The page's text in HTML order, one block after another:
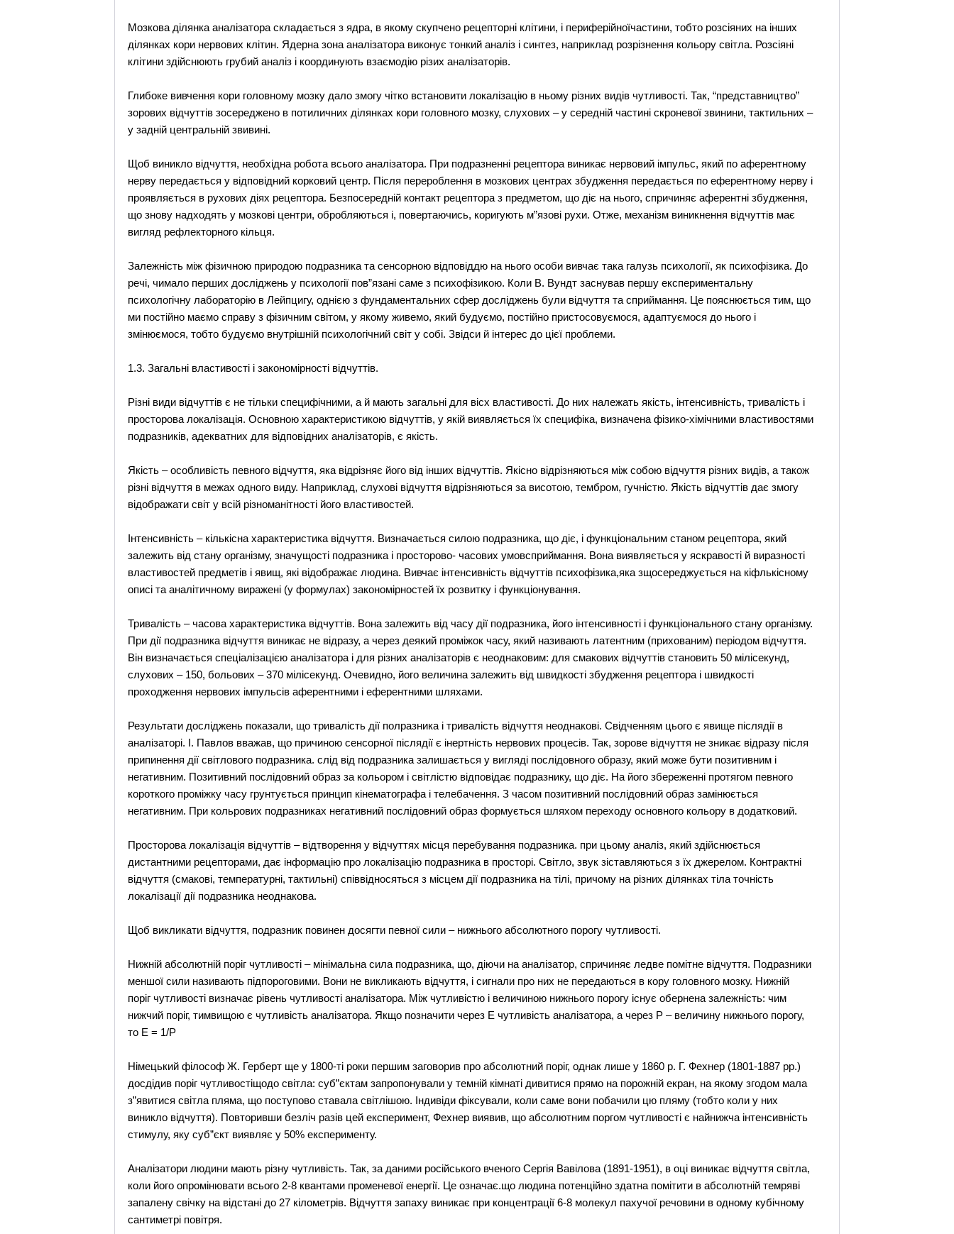
Мозкова ділянка аналізатора складається з ядра, в якому скупчено рецепторні клітини, і периферійноїчастини, тобто розсіяних на інших
ділянках кори нервових клітин. Ядерна зона аналізатора виконує тонкий аналіз і синтез, наприклад розрізнення кольору світла. Розсіяні
клітини здійснюють грубий аналіз і координують взаємодію різих аналізаторів.
Глибоке вивчення кори головному мозку дало змогу чітко встановити локалізацію в ньому різних видів чутливості. Так, “представництво”
зорових відчуттів зосереджено в потиличних ділянках кори головного мозку, слухових – у середній частині скроневої звинини, тактильних –
у задній центральній звивині.
Щоб виникло відчуття, необхідна робота всього аналізатора. При подразненні рецептора виникає нервовий імпульс, який по аферентному
нерву передається у відповідний корковий центр. Після перероблення в мозкових центрах збудження передається по еферентному нерву і
проявляється в рухових діях рецептора. Безпосередній контакт рецептора з предметом, що діє на нього, спричиняє аферентні збудження,
що знову надходять у мозкові центри, обробляються і, повертаючись, коригують м”язові рухи. Отже, механізм виникнення відчуттів має
вигляд рефлекторного кільця.
Залежність між фізичною природою подразника та сенсорною відповіддю на нього особи вивчає така галузь психології, як психофізика. До
речі, чимало перших досліджень у психології пов”язані саме з психофізикою. Коли В. Вундт заснував першу експериментальну
психологічну лабораторію в Лейпцигу, однією з фундаментальних сфер досліджень були відчуття та сприймання. Це пояснюється тим, що
ми постійно маємо справу з фізичним світом, у якому живемо, який будуємо, постійно пристосовуємося, адаптуємося до нього і
змінюємося, тобто будуємо внутрішній психологічний світ у собі. Звідси й інтерес до цієї проблеми.
1.3. Загальні властивості і закономірності відчуттів.
Різні види відчуттів є не тільки специфічними, а й мають загальні для вісх властивості. До них належать якість, інтенсивність, тривалість і
просторова локалізація. Основною характеристикою відчуттів, у якій виявляється їх специфіка, визначена фізико-хімічними властивостями
подразників, адекватних для відповідних аналізаторів, є якість.
Якість – особливість певного відчуття, яка відрізняє його від інших відчуттів. Якісно відрізняються між собою відчуття різних видів, а також
різні відчуття в межах одного виду. Наприклад, слухові відчуття відрізняються за висотою, тембром, гучністю. Якість відчуттів дає змогу
відображати світ у всій різноманітності його властивостей.
Інтенсивність – кількісна характеристика відчуття. Визначається силою подразника, що діє, і функціональним станом рецептора, який
залежить від стану організму, значущості подразника і просторово- часових умовсприймання. Вона виявляється у яскравості й виразності
властивостей предметів і явищ, які відображає людина. Вивчає інтенсивність відчуттів психофізика,яка зщосереджується на кіфлькісному
описі та аналітичному виражені (у формулах) закономірностей їх розвитку і функціонування.
Тривалість – часова характеристика відчуттів. Вона залежить від часу дії подразника, його інтенсивності і функціонального стану організму.
При дії подразника відчуття виникає не відразу, а через деякий проміжок часу, який називають латентним (прихованим) періодом відчуття.
Він визначається спеціалізацією аналізатора і для різних аналізаторів є неоднаковим: для смакових відчуттів становить 50 мілісекунд,
слухових – 150, больових – 370 мілісекунд. Очевидно, його величина залежить від швидкості збудження рецептора і швидкості
проходження нервових імпульсів аферентними і еферентними шляхами.
Результати досліджень показали, що тривалість дії полразника і тривалість відчуття неоднакові. Свідченням цього є явище післядії в
аналізаторі. І. Павлов вважав, що причиною сенсорної післядії є інертність нервових процесів. Так, зорове відчуття не зникає відразу після
припинення дії світлового подразника. слід від подразника залишається у вигляді послідовного образу, який може бути позитивним і
негативним. Позитивний послідовний образ за кольором і світлістю відповідає подразнику, що діє. На його збереженні протягом певного
короткого проміжку часу грунтується принцип кінематографа і телебачення. З часом позитивний послідовний образ замінюється
негативним. При кольрових подразниках негативний послідовний образ формується шляхом переходу основного кольору в додатковий.
Просторова локалізація відчуттів – відтворення у відчуттях місця перебування подразника. при цьому аналіз, який здійснюється
дистантними рецепторами, дає інформацію про локалізацію подразника в просторі. Світло, звук зіставляються з їх джерелом. Контрактні
відчуття (смакові, температурні, тактильні) співвідносяться з місцем дії подразника на тілі, причому на різних ділянках тіла точність
локалізації дії подразника неоднакова.
Щоб викликати відчуття, подразник повинен досягти певної сили – нижнього абсолютного порогу чутливості.
Нижній абсолютній поріг чутливості – мінімальна сила подразника, що, діючи на аналізатор, спричиняє ледве помітне відчуття. Подразники
меншої сили називають підпороговими. Вони не викликають відчуття, і сигнали про них не передаються в кору головного мозку. Нижній
поріг чутливості визначає рівень чутливості аналізатора. Між чутливістю і величиною нижнього порогу існує обернена залежність: чим
нижчий поріг, тимвищою є чутливість аналізатора. Якщо позначити через E чутливість аналізатора, а через Р – величину нижнього порогу,
то Е = 1/Р
Німецький філософ Ж. Герберт ще у 1800-ті роки першим заговорив про абсолютний поріг, однак лише у 1860 р. Г. Фехнер (1801-1887 рр.)
досдідив поріг чутливостіщодо світла: суб”єктам запропонували у темній кімнаті дивитися прямо на порожній екран, на якому згодом мала
з”явитися світла пляма, що поступово ставала світлішою. Індивіди фіксували, коли саме вони побачили цю пляму (тобто коли у них
виникло відчуття). Повторивши безліч разів цей експеримент, Фехнер виявив, що абсолютним поргом чутливості є найнижча інтенсивність
стимулу, яку суб”єкт виявляє у 50% експерименту.
Аналізатори людини мають різну чутливість. Так, за даними російського вченого Сергія Вавілова (1891-1951), в оці виникає відчуття світла,
коли його опромінювати всього 2-8 квантами променевої енергії. Це означає.що людина потенційно здатна помітити в абсолютній темряві
запалену свічку на відстані до 27 кілометрів. Відчуття запаху виникає при концентрації 6-8 молекул пахучої речовини в одному кубічному
сантиметрі повітря.